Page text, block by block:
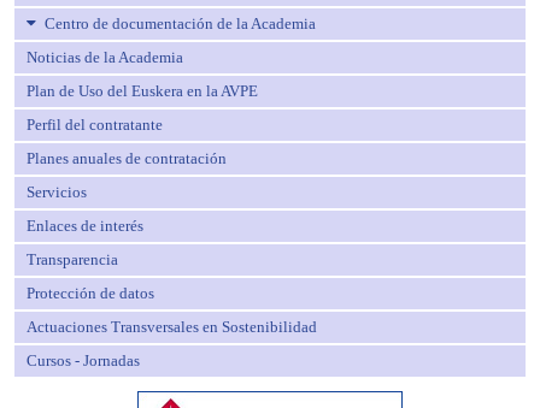
Centro de documentación de la Academia
Noticias de la Academia
Plan de Uso del Euskera en la AVPE
Perfil del contratante
Planes anuales de contratación
Servicios
Enlaces de interés
Transparencia
Protección de datos
Actuaciones Transversales en Sostenibilidad
Cursos - Jornadas